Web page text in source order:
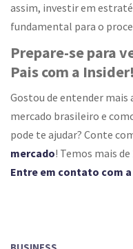
assim, investir em
fundamental para o
Prepare-se para
Pais com a Insider!
Gostou de entender mais
mercado brasileiro e
pode te ajudar? Conte
mercado! Temos mais
Entre em contato com